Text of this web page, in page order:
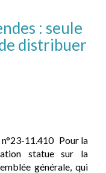
: seule
distribuer
n°23-11.410 Pour la
statue sur la
générale, qui